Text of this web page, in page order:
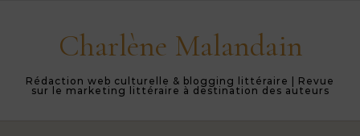
Charlène Malandain
Rédaction web culturelle & blogging littéraire | Revue
sur le marketing littéraire à destination des auteurs